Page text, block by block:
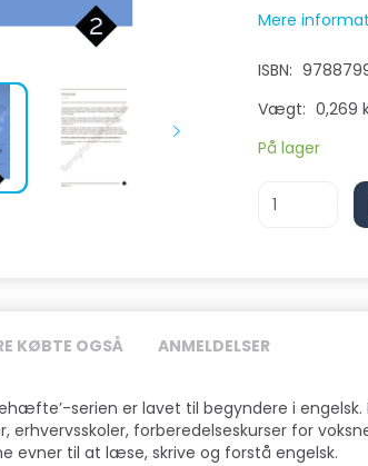
Mere
ISBN:
Vægt: 0,269
På lager
KØBTE OGSÅ ANMELDELSER
serien er lavet til begyndere i
erhvervsskoler, forberedelseskurser for
evner til at læse, skrive og forstå engelsk.